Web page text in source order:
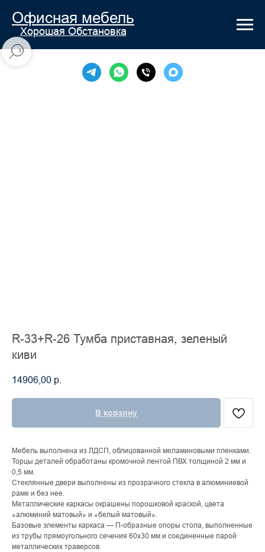
Офисная мебель
Хорошая Обстановка
R-33+R-26 Тумба приставная, зеленый
киви
14906,00 р.
В корзину
Мебель выполнена из ЛДСП, облицованной меламиновыми пленками.
Торцы деталей обработаны кромочной лентой ПВХ толщиной 2 мм и
0,5 мм.
Стеклянные двери выполнены из прозрачного стекла в алюминиевой
раме и без нее.
Металлические каркасы окрашены порошковой краской, цвета
«алюминий матовый» и «белый матовый».
Базовые элементы каркаса — П-образные опоры стола, выполненные
из трубы прямоугольного сечения 60х30 мм и соединенные парой
металлических траверсов.